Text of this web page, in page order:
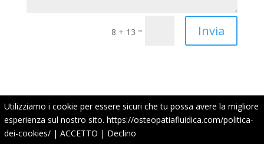
8 + 13 = Invia
Utilizziamo i cookie per essere sicuri che tu possa avere la migliore
esperienza sul nostro sito. https://osteopatiafluidica.com/politica-
dei-cookies/ | ACCETTO | Declino